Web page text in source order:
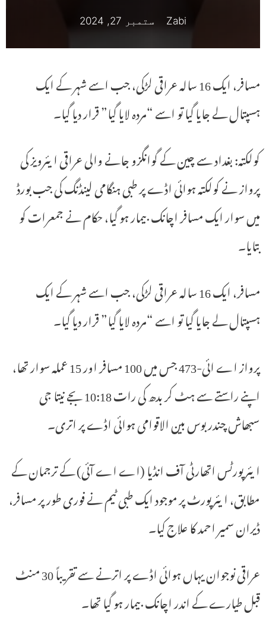
Zabi ستمبر 27, 2024
مسافر، ایک 16 سالہ عراقی لڑکی، جب اسے شہر کے ایک
ہسپتال لے جایا گیا تو اسے “مردہ لایا گیا” قرار دیا گیا۔
کولکتہ: بغداد سے چین کے گوانگزو جانے والی عراقی ایئرویز کی
پرواز نے کولکتہ ہوائی اڈے پر طبی ہنگامی لینڈنگ کی جب بورڈ
میں سوار ایک مسافر اچانک بیمار ہو گیا، حکام نے جمعرات کو
بتایا۔
مسافر، ایک 16 سالہ عراقی لڑکی، جب اسے شہر کے ایک
ہسپتال لے جایا گیا تو اسے “مردہ لایا گیا” قرار دیا گیا۔
پرواز اے ائی-473 جس میں 100 مسافر اور 15 عملہ سوار تھا،
اپنے راستے سے ہٹ کر بدھ کی رات 10:18 بجے نیتا جی
سبھاش چندر بوس بین الاقوامی ہوائی اڈے پر اتری۔
ایئرپورٹس اتھارٹی آف انڈیا (اے اے آئی) کے ترجمان کے
مطابق، ایئرپورٹ پر موجود ایک طبی ٹیم نے فوری طور پر مسافر،
ڈیران سمیر احمد کا علاج کیا۔
عراقی نوجوان یہاں ہوائی اڈے پر اترنے سے تقریباً 30 منٹ
قبل طیارے کے اندر اچانک بیمار ہو گیا تھا۔